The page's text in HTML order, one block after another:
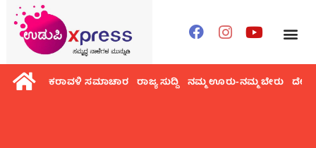
ಕರಾವಳಿ ಸಮಾಚಾರ ರಾಜ್ಯ ಸುದ್ದಿ ನಮ್ಮ ಊರು-ನಮ್ಮ ಬೇರು ದೇಶ